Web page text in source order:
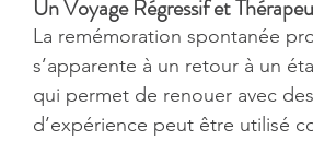
Un Voyage Régressif et
La remémoration spontanée
s’apparente à un retour à un
qui permet de renouer avec
d’expérience peut être utilisé